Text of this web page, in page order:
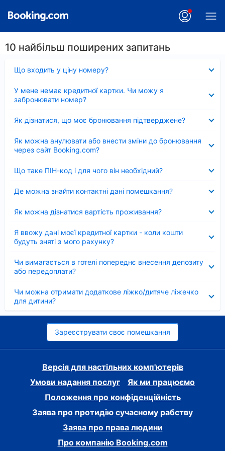
10 найбільш поширених запитань
Що входить у ціну номеру?
У мене немає кредитної картки. Чи можу я
забронювати номер?
Як дізнатися, що моє бронювання підтверджене?
Як можна анулювати або внести зміни до бронювання
через сайт Booking.com?
Що таке ПІН-код і для чого він необхідний?
Де можна знайти контактні дані помешкання?
Як можна дізнатися вартість проживання?
Я ввожу дані моєї кредитної картки - коли кошти
будуть зняті з мого рахунку?
Чи вимагається в готелі попереднє внесення депозиту
або передоплати?
Чи можна отримати додаткове ліжко/дитяче ліжечко
для дитини?
Зареєструвати своє помешкання
Версія для настільних комп'ютерів
Умови надання послуг
Як ми працюємо
Положення про конфіденційність
Заява про протидію сучасному рабству
Заява про права людини
Про компанію Booking.com